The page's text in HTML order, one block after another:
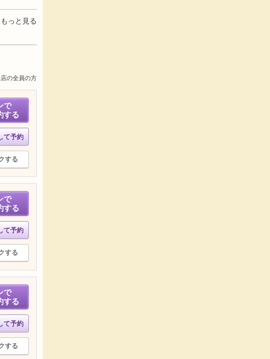
もっと見る
の全員の方
で
する
て予約
する
で
する
て予約
する
で
する
て予約
する